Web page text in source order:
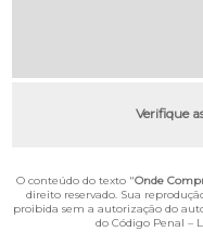
Verifique
O conteúdo do texto "Onde
direito reservado. Sua
proibida sem a autorização do
do Código Penal –